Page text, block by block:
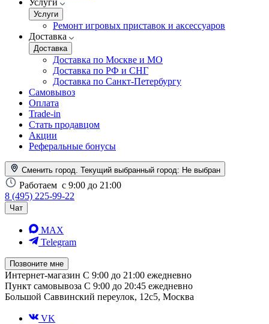
Услуги
Услуги
Ремонт игровых приставок и аксессуаров
Доставка
Доставка
Доставка по Москве и МО
Доставка по РФ и СНГ
Доставка по Санкт-Петербургу
Самовывоз
Оплата
Trade-in
Стать продавцом
Акции
Реферальные бонусы
Сменить город. Текущий выбранный город: Не выбран
Работаем с 9:00 до 21:00
8 (495) 225-99-22
Чат
MAX
Telegram
Позвоните мне
Интернет-магазин С 9:00 до 21:00 ежедневно
Пункт самовывоза С 9:00 до 20:45 ежедневно
Большой Саввинский переулок, 12с5, Москва
VK